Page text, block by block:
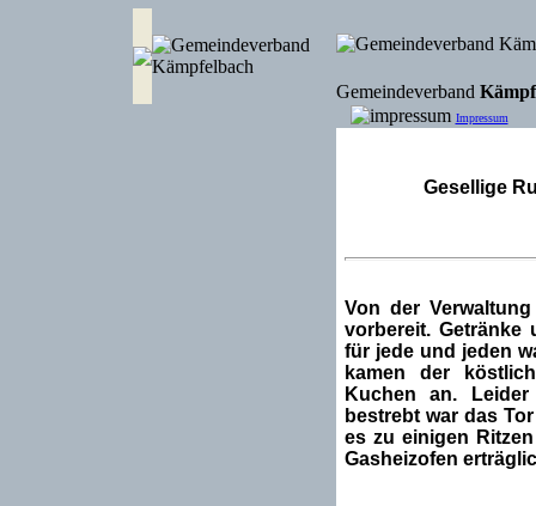
Gemeindeverband
Impressum
Von der
vorbereit. Getränke
für jede und jeden
kamen der
Kuchen an.
bestrebt war das
es zu einigen